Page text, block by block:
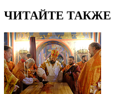
ЧИТАЙТЕ ТАКЖЕ